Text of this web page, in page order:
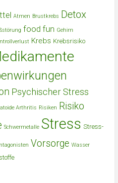
Atmen Brustkrebs Detox
food fun Gehirn
Krebs Krebsrisiko
Psychischer Stress
Arthritis Risiken Risiko
Schwermetalle Stress Stress-
Vorsorge Wasser